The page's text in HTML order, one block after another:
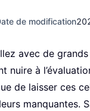
de modification
avec de
nuire à
de laisser ces
manquantes.